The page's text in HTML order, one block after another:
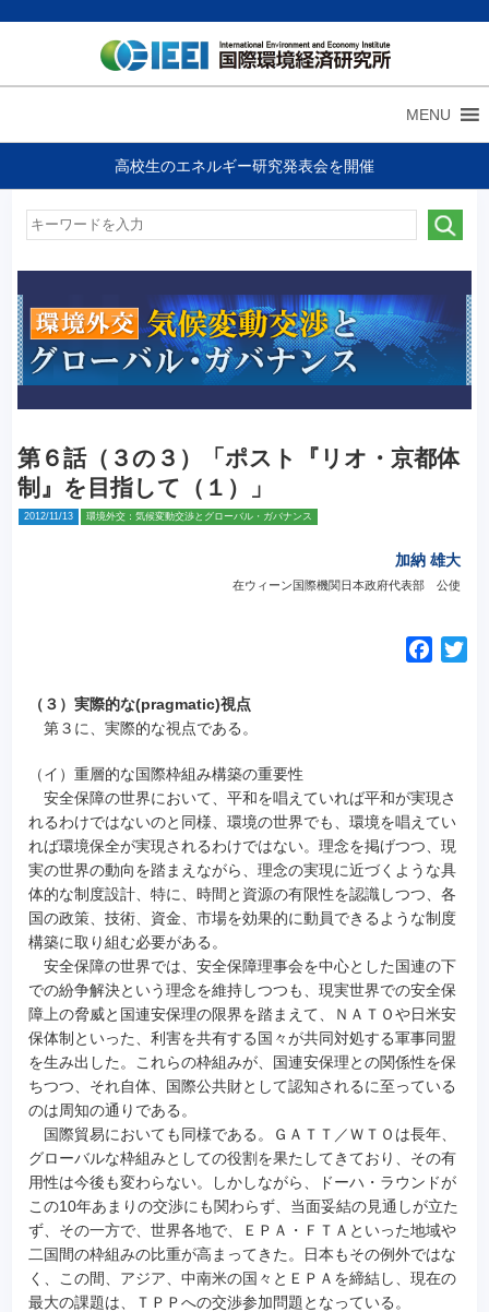
MENU
高校生のエネルギー研究発表会を開催
第６話（３の３）「ポスト『リオ・京都体
制』を目指して（１）」
2012/11/13 環境外交：気候変動交渉とグローバル・ガバナンス
加納 雄大
在ウィーン国際機関日本政府代表部 公使
o
k
（３）実際的な(pragmatic)視点
第３に、実際的な視点である。
（イ）重層的な国際枠組み構築の重要性
安全保障の世界において、平和を唱えていれば平和が実現さ
れるわけではないのと同様、環境の世界でも、環境を唱えてい
れば環境保全が実現されるわけではない。理念を掲げつつ、現
実の世界の動向を踏まえながら、理念の実現に近づくような具
体的な制度設計、特に、時間と資源の有限性を認識しつつ、各
国の政策、技術、資金、市場を効果的に動員できるような制度
構築に取り組む必要がある。
安全保障の世界では、安全保障理事会を中心とした国連の下
での紛争解決という理念を維持しつつも、現実世界での安全保
障上の脅威と国連安保理の限界を踏まえて、ＮＡＴＯや日米安
保体制といった、利害を共有する国々が共同対処する軍事同盟
を生み出した。これらの枠組みが、国連安保理との関係性を保
ちつつ、それ自体、国際公共財として認知されるに至っている
のは周知の通りである。
国際貿易においても同様である。ＧＡＴＴ／ＷＴＯは長年、
グローバルな枠組みとしての役割を果たしてきており、その有
用性は今後も変わらない。しかしながら、ドーハ・ラウンドが
この10年あまりの交渉にも関わらず、当面妥結の見通しが立た
ず、その一方で、世界各地で、ＥＰＡ・ＦＴＡといった地域や
二国間の枠組みの比重が高まってきた。日本もその例外ではな
く、この間、アジア、中南米の国々とＥＰＡを締結し、現在の
最大の課題は、ＴＰＰへの交渉参加問題となっている。